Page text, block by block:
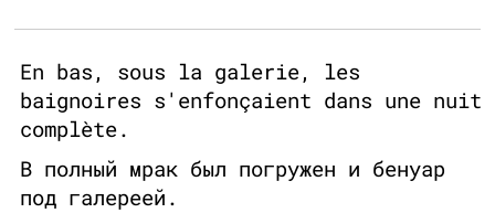
En bas, sous la galerie, les
baignoires s'enfonçaient dans une nuit
complète.
В полный мрак был погружен и бенуар
под галереей.